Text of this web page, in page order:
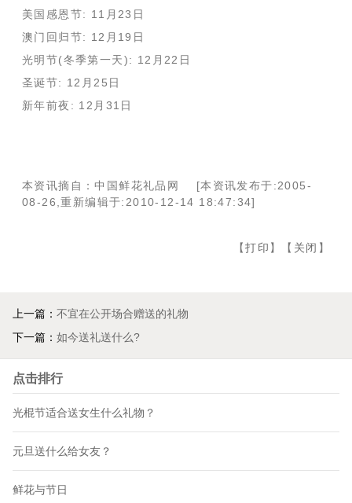
美国感恩节: 11月23日
澳门回归节: 12月19日
光明节(冬季第一天): 12月22日
圣诞节: 12月25日
新年前夜: 12月31日
本资讯摘自：中国鲜花礼品网 [本资讯发布于:2005-
08-26,重新编辑于:2010-12-14 18:47:34]
【打印 】【 关闭 】
上一篇： 不宜在公开场合赠送的礼物
下一篇： 如今送礼送什么?
点击排行
光棍节适合送女生什么礼物？
元旦送什么给女友？
鲜花与节日